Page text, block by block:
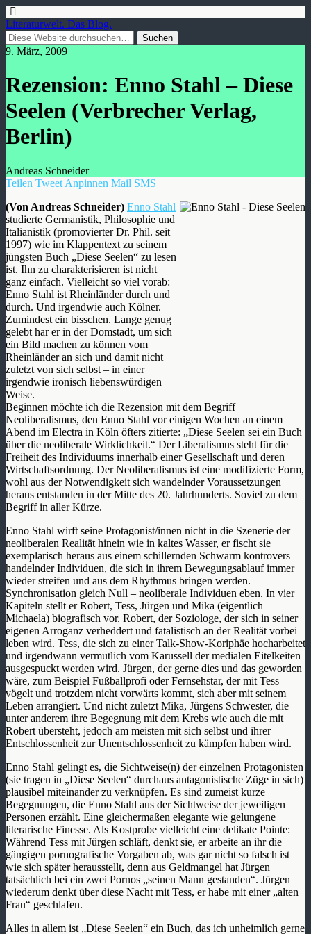
Literaturwelt. Das Blog.
9. März, 2009
Rezension: Enno Stahl – Diese
Seelen (Verbrecher Verlag,
Berlin)
Andreas Schneider
Teilen Tweet Anpinnen Mail SMS
(Von Andreas Schneider) Enno Stahl
studierte Germanistik, Philosophie und
Italianistik (promovierter Dr. Phil. seit
1997) wie im Klappentext zu seinem
jüngsten Buch „Diese Seelen“ zu lesen
ist. Ihn zu charakterisieren ist nicht
ganz einfach. Vielleicht so viel vorab:
Enno Stahl ist Rheinländer durch und
durch. Und irgendwie auch Kölner.
Zumindest ein bisschen. Lange genug
gelebt har er in der Domstadt, um sich
ein Bild machen zu können vom
Rheinländer an sich und damit nicht
zuletzt von sich selbst – in einer
irgendwie ironisch liebenswürdigen
Weise.
Beginnen möchte ich die Rezension mit dem Begriff
Neoliberalismus, den Enno Stahl vor einigen Wochen an einem
Abend im Electra in Köln öfters zitierte: „Diese Seelen sei ein Buch
über die neoliberale Wirklichkeit.“ Der Liberalismus steht für die
Freiheit des Individuums innerhalb einer Gesellschaft und deren
Wirtschaftsordnung. Der Neoliberalismus ist eine modifizierte Form,
wohl aus der Notwendigkeit sich wandelnder Voraussetzungen
heraus entstanden in der Mitte des 20. Jahrhunderts. Soviel zu dem
Begriff in aller Kürze.
Enno Stahl wirft seine Protagonist/innen nicht in die Szenerie der
neoliberalen Realität hinein wie in kaltes Wasser, er fischt sie
exemplarisch heraus aus einem schillernden Schwarm kontrovers
handelnder Individuen, die sich in ihrem Bewegungsablauf immer
wieder streifen und aus dem Rhythmus bringen werden.
Synchronisation gleich Null – neoliberale Individuen eben. In vier
Kapiteln stellt er Robert, Tess, Jürgen und Mika (eigentlich
Michaela) biografisch vor. Robert, der Soziologe, der sich in seiner
eigenen Arroganz verheddert und fatalistisch an der Realität vorbei
leben wird. Tess, die sich zu einer Talk-Show-Koriphäe hocharbeitet
und irgendwann vermutlich vom Karussell der medialen Eitelkeiten
ausgespuckt werden wird. Jürgen, der gerne dies und das geworden
wäre, zum Beispiel Fußballprofi oder Fernsehstar, der mit Tess
vögelt und trotzdem nicht vorwärts kommt, sich aber mit seinem
Leben arrangiert. Und nicht zuletzt Mika, Jürgens Schwester, die
unter anderem ihre Begegnung mit dem Krebs wie auch die mit
Robert übersteht, jedoch am meisten mit sich selbst und ihrer
Entschlossenheit zur Unentschlossenheit zu kämpfen haben wird.
Enno Stahl gelingt es, die Sichtweise(n) der einzelnen Protagonisten
(sie tragen in „Diese Seelen“ durchaus antagonistische Züge in sich)
plausibel miteinander zu verknüpfen. Es sind zumeist kurze
Begegnungen, die Enno Stahl aus der Sichtweise der jeweiligen
Personen erzählt. Eine gleichermaßen elegante wie gelungene
literarische Finesse. Als Kostprobe vielleicht eine delikate Pointe:
Während Tess mit Jürgen schläft, denkt sie, er arbeite an ihr die
gängigen pornografische Vorgaben ab, was gar nicht so falsch ist
wie sich später herausstellt, denn aus Geldmangel hat Jürgen
tatsächlich bei ein zwei Pornos „seinen Mann gestanden“. Jürgen
wiederum denkt über diese Nacht mit Tess, er habe mit einer „alten
Frau“ geschlafen.
Alles in allem ist „Diese Seelen“ ein Buch, das ich unheimlich gerne